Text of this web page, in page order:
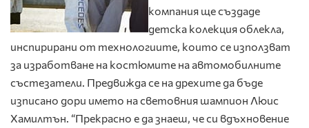
компания ще създаде
детска колекция облекла,
инспирирани от технологиите, които се използват
за изработване на костюмите на автомобилните
състезатели. Предвижда се на дрехите да бъде
изписано дори името на световния шампион Люис
Хамилтън. “Прекрасно е да знаеш, че си вдъхновение